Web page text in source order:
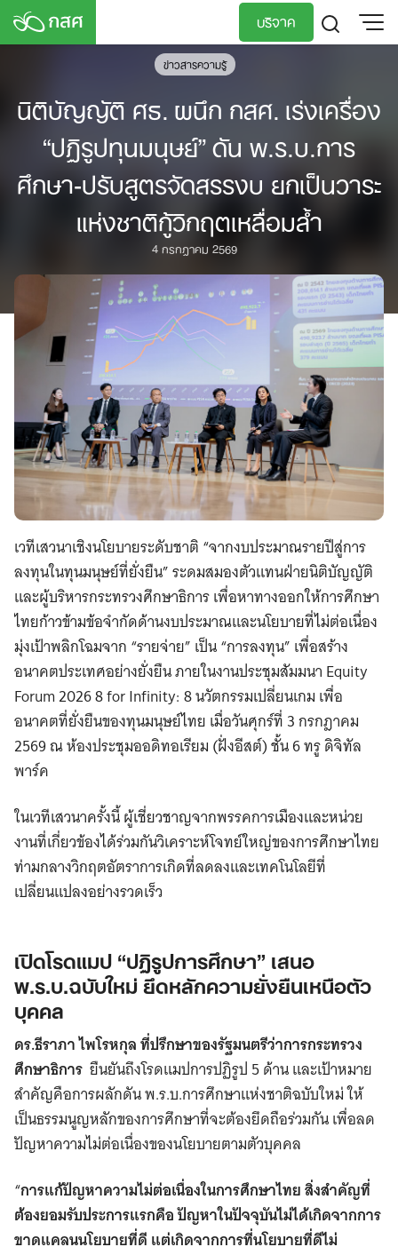
Skip
บริจาค
ข่าวสารความรู้
นิติบัญญัติ ศธ. ผนึก กสศ. เร่งเครื่อง
“ปฏิรูปทุนมนุษย์” ดัน พ.ร.บ.การ
ศึกษา-ปรับสูตรจัดสรรงบ ยกเป็นวาระ
แห่งชาติกู้วิกฤตเหลื่อมล้ำ
4 กรกฎาคม 2569
เวทีเสวนาเชิงนโยบายระดับชาติ “จากงบประมาณรายปีสู่การ
ลงทุนในทุนมนุษย์ที่ยั่งยืน” ระดมสมองตัวแทนฝ่ายนิติบัญญัติ
และผู้บริหารกระทรวงศึกษาธิการ เพื่อหาทางออกให้การศึกษา
ไทยก้าวข้ามข้อจำกัดด้านงบประมาณและนโยบายที่ไม่ต่อเนื่อง
มุ่งเป้าพลิกโฉมจาก “รายจ่าย” เป็น “การลงทุน” เพื่อสร้าง
อนาคตประเทศอย่างยั่งยืน ภายในงานประชุมสัมมนา Equity
Forum 2026 8 for Infinity: 8 นวัตกรรมเปลี่ยนเกม เพื่อ
อนาคตที่ยั่งยืนของทุนมนุษย์ไทย เมื่อวันศุกร์ที่ 3 กรกฎาคม
2569 ณ ห้องประชุมออดิทอเรียม (ฝั่งอีสต์) ชั้น 6 ทรู ดิจิทัล
พาร์ค
ในเวทีเสวนาครั้งนี้ ผู้เชี่ยวชาญจากพรรคการเมืองและหน่วย
งานที่เกี่ยวข้องได้ร่วมกันวิเคราะห์โจทย์ใหญ่ของการศึกษาไทย
ท่ามกลางวิกฤตอัตราการเกิดที่ลดลงและเทคโนโลยีที่
เปลี่ยนแปลงอย่างรวดเร็ว
เปิดโรดแมป “ปฏิรูปการศึกษา” เสนอ
พ.ร.บ.ฉบับใหม่ ยึดหลักความยั่งยืนเหนือตัว
บุคคล
ดร.ธีราภา ไพโรหกุล ที่ปรึกษาของรัฐมนตรีว่าการกระทรวง
ศึกษาธิการ ยืนยันถึงโรดแมปการปฏิรูป 5 ด้าน และเป้าหมาย
สำคัญคือการผลักดัน พ.ร.บ.การศึกษาแห่งชาติฉบับใหม่ ให้
เป็นธรรมนูญหลักของการศึกษาที่จะต้องยึดถือร่วมกัน เพื่อลด
ปัญหาความไม่ต่อเนื่องของนโยบายตามตัวบุคคล
“การแก้ปัญหาความไม่ต่อเนื่องในการศึกษาไทย สิ่งสำคัญที่
ต้องยอมรับประการแรกคือ ปัญหาในปัจจุบันไม่ได้เกิดจากการ
ขาดแคลนนโยบายที่ดี แต่เกิดจากการที่นโยบายที่ดีไม่